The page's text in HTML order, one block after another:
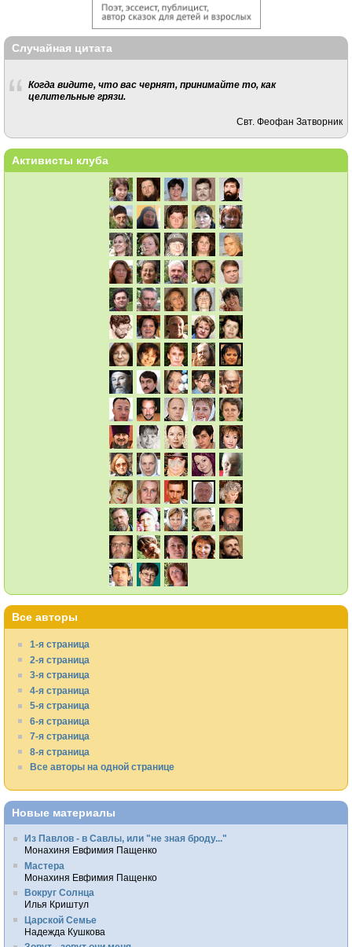
Случайная цитата
Когда видите, что вас чернят, принимайте то, как
целительные грязи.
Свт. Феофан Затворник
Активисты клуба
Все авторы
1-я страница
2-я страница
3-я страница
4-я страница
5-я страница
6-я страница
7-я страница
8-я страница
Все авторы на одной странице
Новые материалы
Из Павлов - в Савлы, или "не зная броду..."
Монахиня Евфимия Пащенко
Мастера
Монахиня Евфимия Пащенко
Вокруг Солнца
Илья Криштул
Царской Семье
Надежда Кушкова